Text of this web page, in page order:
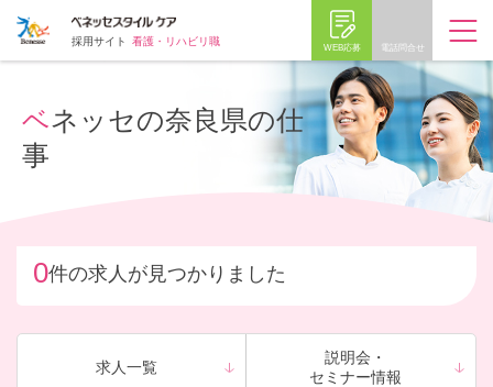
採用サイト 看護・リハビリ職 電話問合せ
WEB応募
ベネッセの奈良県の仕
事
0件の求人が見つかりました
求人一覧
説明会・
セミナー情報